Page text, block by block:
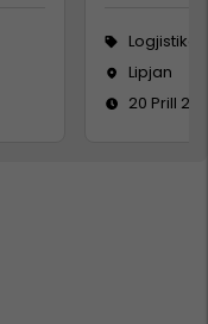
Logjistikë
Lipjan
20 Prill